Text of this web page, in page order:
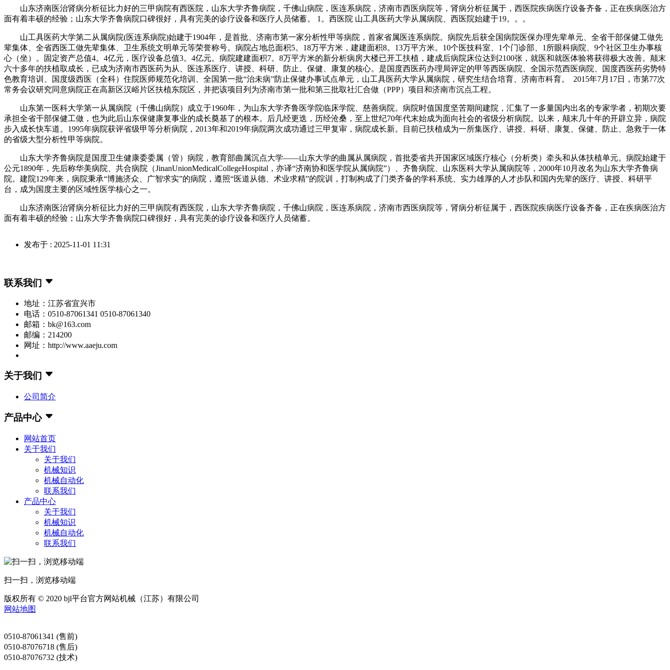
山东济南医治肾病分析征比力好的三甲病院有西医院，山东大学齐鲁病院，千佛山病院，医连系病院，济南市西医病院等，肾病分析征属于，西医院疾病医疗设备齐备，正在疾病医治方
面有着丰硕的经验；山东大学齐鲁病院口碑很好，具有完美的诊疗设备和医疗人员储蓄。 1。西医院 山工具医药大学从属病院、西医院始建于19。。。
山工具医药大学第二从属病院(医连系病院)始建于1904年，是首批、济南市第一家分析性甲等病院，首家省属医连系病院。病院先后获全国病院医保办理先辈单元、全省干部保健工做先
辈集体、全省西医工做先辈集体、卫生系统文明单元等荣誉称号。病院占地总面积5。18万平方米，建建面积8。13万平方米。10个医技科室、1个门诊部、1所眼科病院、9个社区卫生办事核
心（坐）。固定资产总值4。4亿元，医疗设备总值3。4亿元。病院建建面积7。8万平方米的新分析病房大楼已开工扶植，建成后病院床位达到2100张，就医和就医体验将获得极大改善。颠末
六十多年的扶植取成长，已成为济南市西医药为从、医连系医疗、讲授、科研、防止、保健、康复的核心。是国度西医药办理局评定的甲等西医病院、全国示范西医病院、国度西医药劣势特
色教育培训、国度级西医（全科）住院医师规范化培训、全国第一批“治未病”防止保健办事试点单元，山工具医药大学从属病院，研究生结合培育、济南市科育。 2015年7月17日，市第77次
常务会议研究同意病院正在高新区汉峪片区扶植东院区，并把该项目列为济南市第一批和第三批取社汇合做（PPP）项目和济南市沉点工程。
山东第一医科大学第一从属病院（千佛山病院）成立于1960年，为山东大学齐鲁医学院临床学院、慈善病院。病院时值国度坚苦期间建院，汇集了一多量国内出名的专家学者，初期次要
承担全省干部保健工做，也为此后山东保健康复事业的成长奠基了的根本。后几经更迭，历经沧桑，至上世纪70年代末始成为面向社会的省级分析病院。以来，颠末几十年的开辟立异，病院
步入成长快车道。1995年病院获评省级甲等分析病院，2013年和2019年病院两次成功通过三甲复审，病院成长新。目前已扶植成为一所集医疗、讲授、科研、康复、保健、防止、急救于一体
的省级大型分析性甲等病院。
山东大学齐鲁病院是国度卫生健康委委属（管）病院，教育部曲属沉点大学——山东大学的曲属从属病院，首批委省共开国家区域医疗核心（分析类）牵头和从体扶植单元。病院始建于
公元1890年，先后称华美病院、共合病院（JinanUnionMedicalCollegeHospital，亦译“济南协和医学院从属病院”）、齐鲁病院、山东医科大学从属病院等，2000年10月改名为山东大学齐鲁病
院。建院129年来，病院秉承“博施济众、广智求实”的病院，遵照“医道从德、术业求精”的院训，打制构成了门类齐备的学科系统、实力雄厚的人才步队和国内先辈的医疗、讲授、科研平
台，成为国度主要的区域性医学核心之一。
山东济南医治肾病分析征比力好的三甲病院有西医院，山东大学齐鲁病院，千佛山病院，医连系病院，济南市西医病院等，肾病分析征属于，西医院疾病医疗设备齐备，正在疾病医治方
面有着丰硕的经验；山东大学齐鲁病院口碑很好，具有完美的诊疗设备和医疗人员储蓄。
发布于 : 2025-11-01 11:31
联系我们
地址：江苏省宜兴市
电话：0510-87061341 0510-87061340
邮箱：bk@163.com
邮编：214200
网址：http://www.aaeju.com
关于我们
公司简介
产品中心
网站首页
关于我们
关于我们
机械知识
机械自动化
联系我们
产品中心
关于我们
机械知识
机械自动化
联系我们
扫一扫，浏览移动端
版权所有 © 2020 bjl平台官方网站机械（江苏）有限公司
网站地图
0510-87061341 (售前)
0510-87076718 (售后)
0510-87076732 (技术)